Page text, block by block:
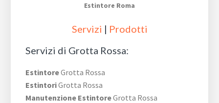
Estintore Roma
Servizi | Prodotti
Servizi di Grotta Rossa:
EstintoreGrotta Rossa
EstintoriGrotta Rossa
Manutenzione EstintoreGrotta Rossa